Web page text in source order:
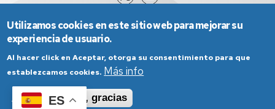
ES
Aviso Legal
Condiciones generales de uso
Política de Privacidad
Utilizamos cookies en este sitio web para mejorar su
experiencia de usuario.
Al hacer click en Aceptar, otorga su consentimiento para que
establezcamos cookies. Más info
Aceptar
No, gracias